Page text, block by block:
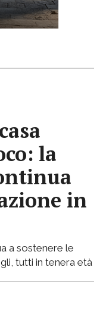
la
in
a sostenere le
tutti in tenera età